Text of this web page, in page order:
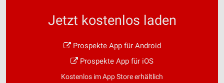
Jetzt kostenlos laden
Prospekte App für Android
Prospekte App für iOS
Kostenlos im App Store erhältlich